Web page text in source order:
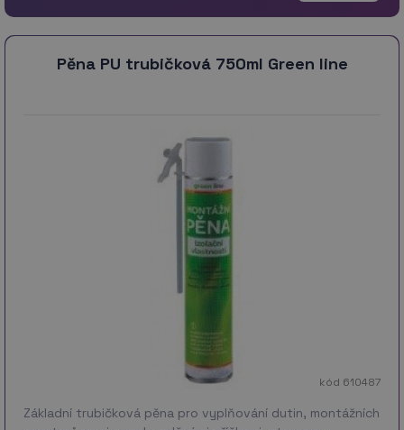
Pěna PU trubičková 750ml Green line
kód 610487
Základní trubičková pěna pro vyplňování dutin, montážních